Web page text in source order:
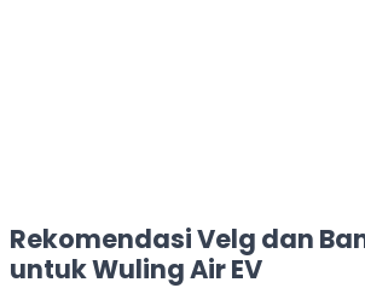
Rekomendasi Velg dan
untuk Wuling Air EV